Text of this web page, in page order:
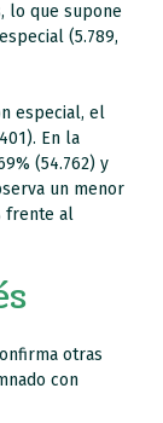
lo que supone
(5.789,
especial, el
En la
(54.762) y
un menor
frente al
otras
con